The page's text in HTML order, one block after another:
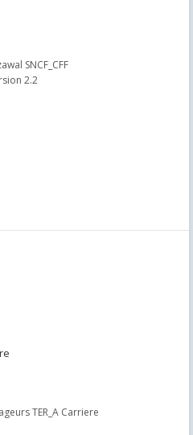
SNCF_CFF
2.2
TER_A Carriere